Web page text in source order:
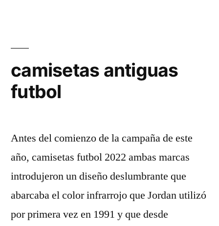
camisetas antiguas
futbol
Antes del comienzo de la campaña de este
año, camisetas futbol 2022 ambas marcas
introdujeron un diseño deslumbrante que
abarcaba el color infrarrojo que Jordan utilizó
por primera vez en 1991 y que desde